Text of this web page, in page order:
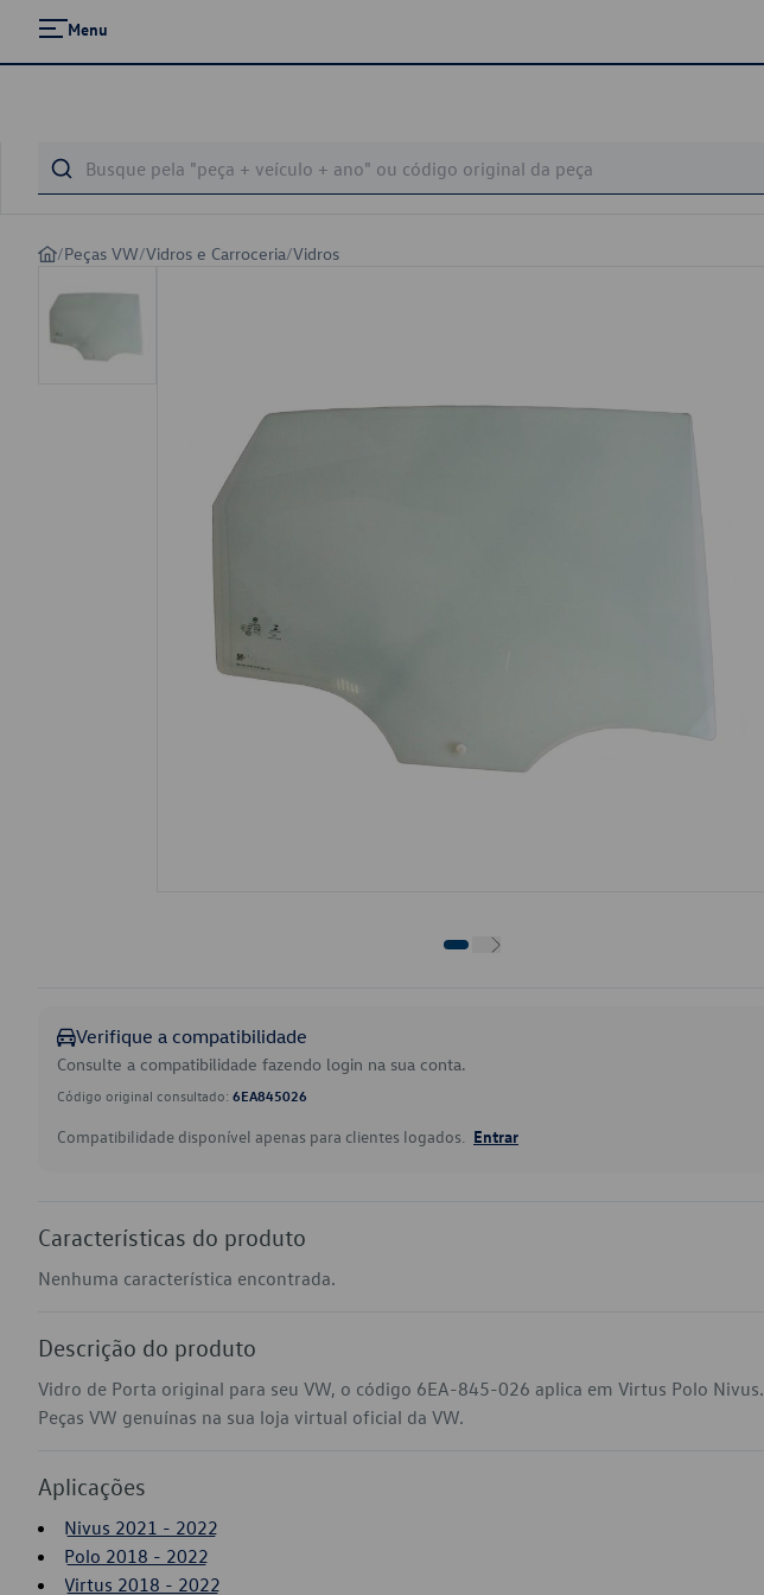
Menu
/Peças VW/Vidros e Carroceria/Vidros
Verifique a compatibilidade
Consulte a compatibilidade fazendo login na sua conta.
Código original consultado: 6EA845026
Compatibilidade disponível apenas para clientes logados. Entrar
Características do produto
Nenhuma característica encontrada.
Descrição do produto
Vidro de Porta original para seu VW, o código 6EA-845-026 aplica em Virtus Polo Nivus.
Peças VW genuínas na sua loja virtual oficial da VW.
Aplicações
Nivus 2021 - 2022
Polo 2018 - 2022
Virtus 2018 - 2022